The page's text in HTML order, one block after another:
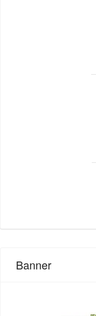
Banner